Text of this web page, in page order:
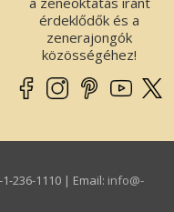
érdeklődők és a
zenerajongók
közösségéhez!
236-1110 | Email: info­@­